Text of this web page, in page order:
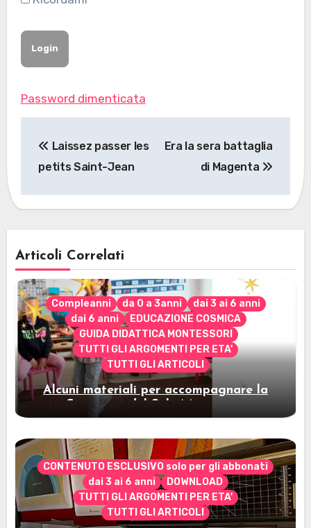
Password dimenticata
articoli
Laissez passer les
petits Saint-Jean
Era la sera battaglia
di Magenta
Articoli Correlati
Compleanni da 0 a 3anni
dai 3 ai 6 anni
dai 6 anni
EDUCAZIONE COSMICA
GUIDA DIDATTICA MONTESSORI
TUTTI GLI ARGOMENTI PER ETA'
TUTTI GLI ARTICOLI
Alcuni materiali per accompagnare la
Cerimonia del Sole Montessori
CONTENUTO ESCLUSIVO solo per gli abbonati
dai 3 ai 6 anni
DOWNLOAD
TUTTI GLI ARGOMENTI PER ETA'
TUTTI GLI ARTICOLI